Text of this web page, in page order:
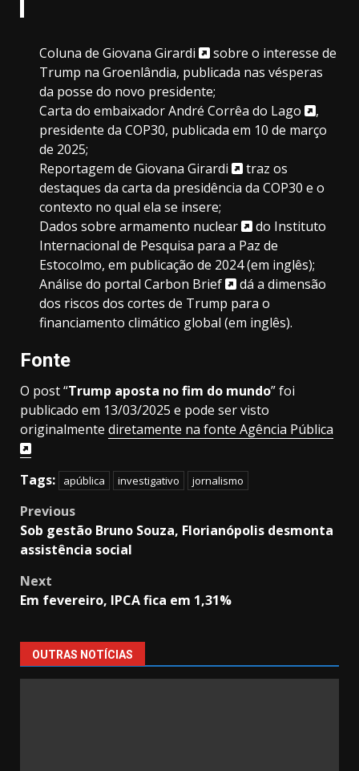
Coluna de Giovana Girardi
sobre o interesse de
Trump na Groenlândia, publicada nas vésperas
da posse do novo presidente;
Carta do embaixador André Corrêa do Lago
,
presidente da COP30, publicada em 10 de março
de 2025;
Reportagem de Giovana Girardi
traz os
destaques da carta da presidência da COP30 e o
contexto no qual ela se insere;
Dados sobre armamento nuclear
do Instituto
Internacional de Pesquisa para a Paz de
Estocolmo, em publicação de 2024 (em inglês);
Análise do portal Carbon Brief
dá a dimensão
dos riscos dos cortes de Trump para o
financiamento climático global (em inglês).
Fonte
O post “Trump aposta no fim do mundo” foi
publicado em 13/03/2025 e pode ser visto
originalmente diretamente na fonte Agência Pública
Tags: apública investigativo jornalismo
Post
navigation
Previous
Sob gestão Bruno Souza, Florianópolis desmonta
assistência social
Next
Em fevereiro, IPCA fica em 1,31%
OUTRAS NOTÍCIAS